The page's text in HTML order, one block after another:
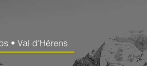
• Val d'Hérens